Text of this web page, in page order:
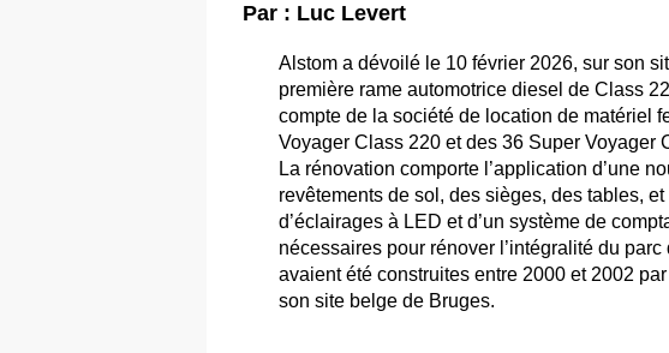
Par : Luc Levert
Alstom a dévoilé le 10 février 2026, sur son
première rame automotrice diesel de Class
compte de la société de location de matériel
Voyager Class 220 et des 36 Super Voyager
La rénovation comporte l’application d’une
revêtements de sol, des sièges, des tables,
d’éclairages à LED et d’un système de
nécessaires pour rénover l’intégralité du
avaient été construites entre 2000 et 2002
son site belge de Bruges.